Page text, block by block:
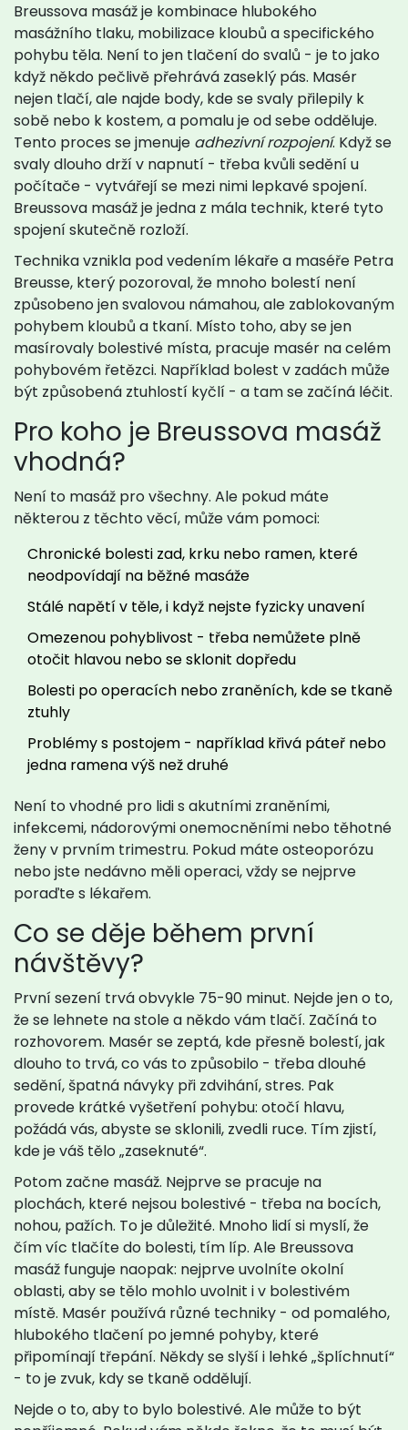
Breussova masáž je kombinace hlubokého
masážního tlaku, mobilizace kloubů a specifického
pohybu těla. Není to jen tlačení do svalů - je to jako
když někdo pečlivě přehrává zaseklý pás. Masér
nejen tlačí, ale najde body, kde se svaly přilepily k
sobě nebo k kostem, a pomalu je od sebe odděluje.
Tento proces se jmenuje adhezivní rozpojení. Když se
svaly dlouho drží v napnutí - třeba kvůli sedění u
počítače - vytvářejí se mezi nimi lepkavé spojení.
Breussova masáž je jedna z mála technik, které tyto
spojení skutečně rozloží.
Technika vznikla pod vedením lékaře a maséře Petra
Breusse, který pozoroval, že mnoho bolestí není
způsobeno jen svalovou námahou, ale zablokovaným
pohybem kloubů a tkaní. Místo toho, aby se jen
masírovaly bolestivé místa, pracuje masér na celém
pohybovém řetězci. Například bolest v zadách může
být způsobená ztuhlostí kyčlí - a tam se začíná léčit.
Pro koho je Breussova masáž
vhodná?
Není to masáž pro všechny. Ale pokud máte
některou z těchto věcí, může vám pomoci:
Chronické bolesti zad, krku nebo ramen, které
neodpovídají na běžné masáže
Stálé napětí v těle, i když nejste fyzicky unavení
Omezenou pohyblivost - třeba nemůžete plně
otočit hlavou nebo se sklonit dopředu
Bolesti po operacích nebo zraněních, kde se tkaně
ztuhly
Problémy s postojem - například křivá páteř nebo
jedna ramena výš než druhé
Není to vhodné pro lidi s akutními zraněními,
infekcemi, nádorovými onemocněními nebo těhotné
ženy v prvním trimestru. Pokud máte osteoporózu
nebo jste nedávno měli operaci, vždy se nejprve
poraďte s lékařem.
Co se děje během první
návštěvy?
První sezení trvá obvykle 75-90 minut. Nejde jen o to,
že se lehnete na stole a někdo vám tlačí. Začíná to
rozhovorem. Masér se zeptá, kde přesně bolestí, jak
dlouho to trvá, co vás to způsobilo - třeba dlouhé
sedění, špatná návyky při zdvihání, stres. Pak
provede krátké vyšetření pohybu: otočí hlavu,
požádá vás, abyste se sklonili, zvedli ruce. Tím zjistí,
kde je váš tělo „zaseknuté“.
Potom začne masáž. Nejprve se pracuje na
plochách, které nejsou bolestivé - třeba na bocích,
nohou, pažích. To je důležité. Mnoho lidí si myslí, že
čím víc tlačíte do bolesti, tím líp. Ale Breussova
masáž funguje naopak: nejprve uvolníte okolní
oblasti, aby se tělo mohlo uvolnit i v bolestivém
místě. Masér používá různé techniky - od pomalého,
hlubokého tlačení po jemné pohyby, které
připomínají třepání. Někdy se slyší i lehké „šplíchnutí“
- to je zvuk, kdy se tkaně oddělují.
Nejde o to, aby to bylo bolestivé. Ale může to být